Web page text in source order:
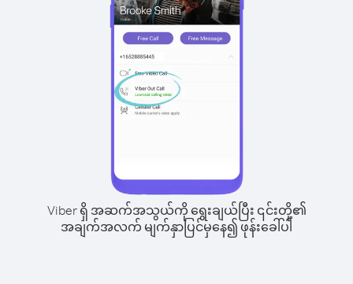
Viber ရှိ အဆက်အသွယ်ကို ရွေးချယ်ပြီး ၎င်းတို့၏
အချက်အလက် မျက်နှာပြင်မှနေ၍ ဖုန်းခေါ်ပါ